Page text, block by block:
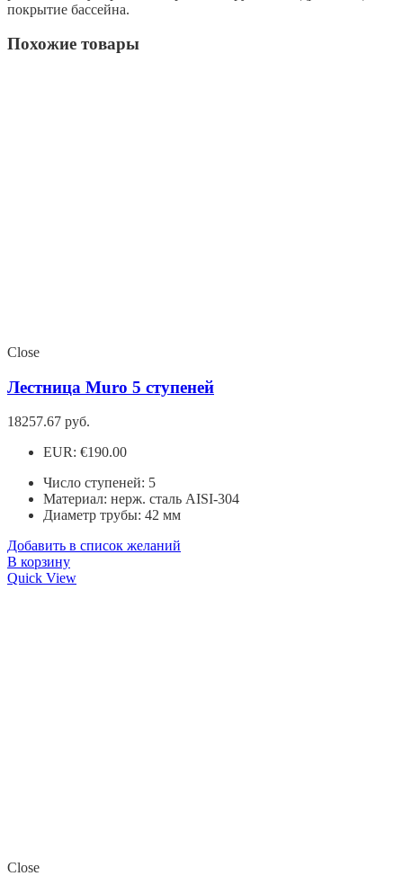
покрытие бассейна.
Похожие товары
Close
Лестница Muro 5 ступеней
18257.67 руб.
EUR: €190.00
Число ступеней: 5
Материал: нерж. сталь AISI-304
Диаметр трубы: 42 мм
Добавить в список желаний
В корзину
Quick View
Close